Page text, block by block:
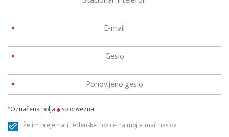
*Označena polja
so obvezna
Želim prejemati tedenske novice na moj e-mail naslov